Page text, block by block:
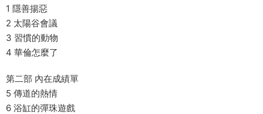
1 隱善揚惡
2 太陽谷會議
3 習慣的動物
4 華倫怎麼了
第二部 內在成績單
5 傳道的熱情
6 浴缸的彈珠遊戲